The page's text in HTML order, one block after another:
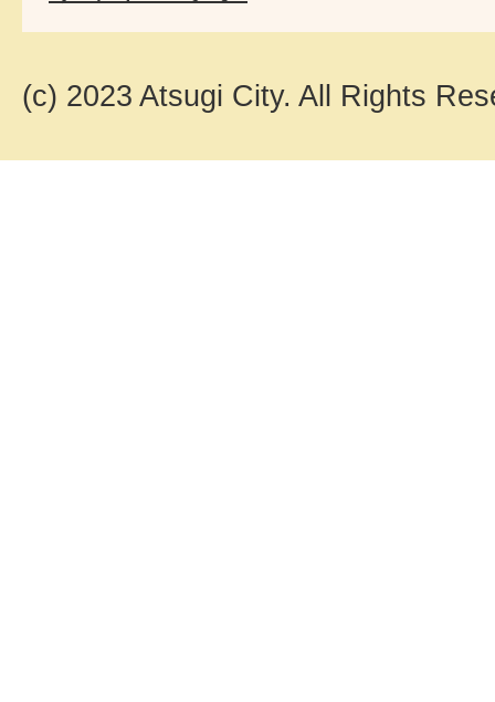
(c) 2023 Atsugi City. All Rights